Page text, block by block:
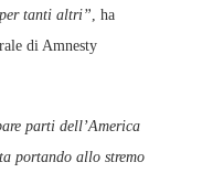
tanti altri”, ha
di Amnesty
parti dell’America
portando allo stremo